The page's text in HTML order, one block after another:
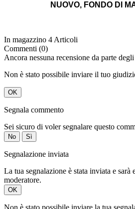
NUOVO, FONDO DI
In magazzino 4 Articoli
Commenti (0)
Ancora nessuna recensione da parte
Non è stato possibile inviare il tuo
OK
Segnala commento
Sei sicuro di voler segnalare questo
No Sì
Segnalazione inviata
La tua segnalazione è stata inviata e sarà
moderatore.
OK